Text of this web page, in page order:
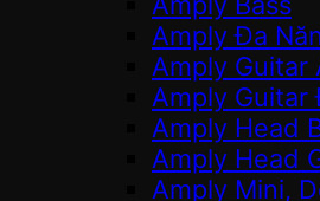
Amply Đa
Amply Guitar
Amply Guitar
Amply Head
Amply Head
Amply Mini,